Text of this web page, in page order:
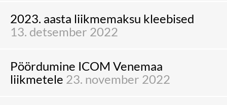
2023. aasta liikmemaksu kleebised
13. detsember 2022
Pöördumine ICOM Venemaa
liikmetele 23. november 2022